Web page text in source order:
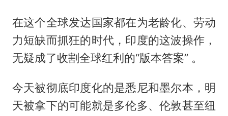
在这个全球发达国家都在为老龄化、劳动
力短缺而抓狂的时代，印度的这波操作，
无疑成了收割全球红利的“版本答案” 。
今天被彻底印度化的是悉尼和墨尔本，明
天被拿下的可能就是多伦多、伦敦甚至纽